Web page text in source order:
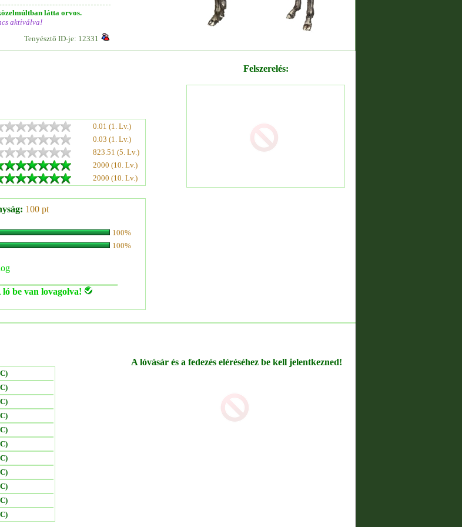
látta orvos.
aktiválva!
Tenyésztő ID-je: 12331
0.01 (1. Lv.)
0.03 (1. Lv.)
823.51 (5. Lv.)
2000 (10. Lv.)
2000 (10. Lv.)
100 pt
100%
100%
ló be van lovagolva!
Felszerelés:
A lóvásár és a fedezés eléréséhez be kell jelentkezned!